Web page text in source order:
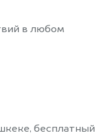
в любом
бесплатный